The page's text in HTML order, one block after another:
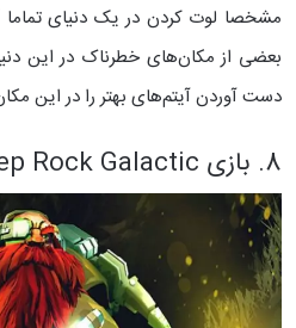
مشخصا لوت کردن در یک دنیای
بعضی از مکان‌های خطرناک در این
دست آوردن آیتم‌های بهتر را در این
8. بازی Deep Rock Galactic